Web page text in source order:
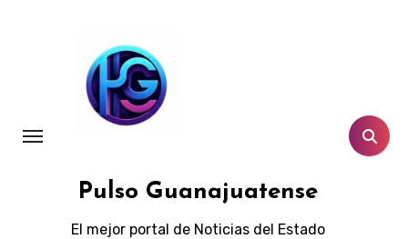
Pulso Guanajuatense
El mejor portal de Noticias del Estado